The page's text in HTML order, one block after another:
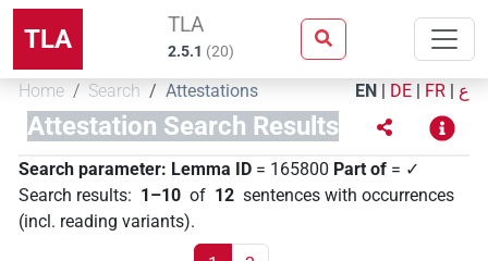
TLA TLA
2.5.1 (20)
Home Search Attestations EN | DE | FR | ع
Attestation Search Results
Search parameter: Lemma ID = 165800 Part of = ✓
Search results: 1–10 of 12 sentences with occurrences
(incl. reading variants).